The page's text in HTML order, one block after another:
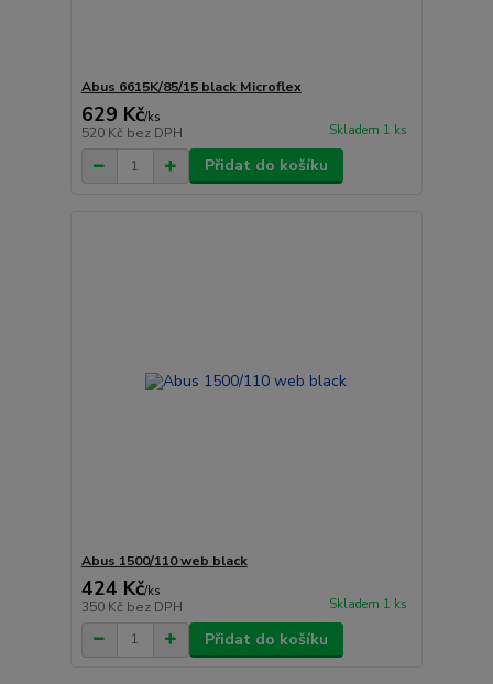
Abus 6615K/85/15 black Microflex
629 Kč/ks
520 Kč bez DPH Skladem 1 ks
Přidat do košíku
Abus 1500/110 web black
424 Kč/ks
350 Kč bez DPH Skladem 1 ks
Přidat do košíku